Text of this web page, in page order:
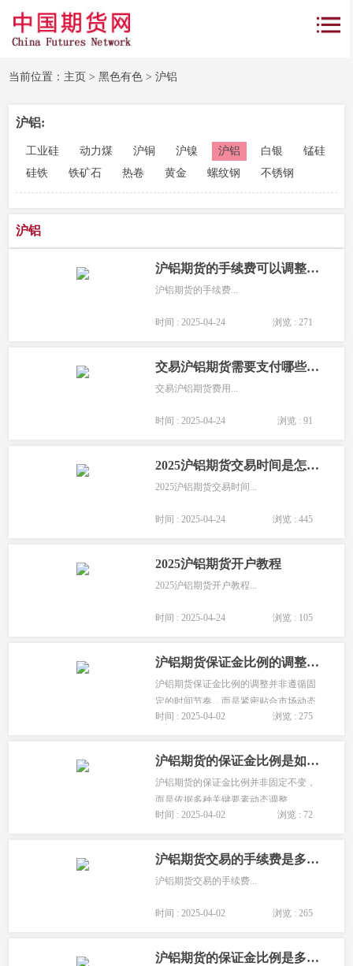
当前位置： 主页 >黑色有色 >沪铝
沪铝:
工业硅 动力煤 沪铜 沪镍 沪铝 白银
锰硅
硅铁
铁矿石 热卷 黄金 螺纹钢 不锈钢
沪铝
沪铝期货的手续费可以调整吗？
沪铝期货的手续费...
时间 : 2025-04-24 浏览 : 271
交易沪铝期货需要支付哪些费用？
交易沪铝期货费用...
时间 : 2025-04-24 浏览 : 91
2025沪铝期货交易时间是怎样的？
2025沪铝期货交易时间...
时间 : 2025-04-24 浏览 : 445
2025沪铝期货开户教程
2025沪铝期货开户教程...
时间 : 2025-04-24 浏览 : 105
沪铝期货保证金比例的调整频率是怎样的？
沪铝期货保证金比例的调整并非遵循固
定的时间节奏，而是紧密贴合市场动态
以及交易所对风险管理的精准把控灵活
时间 : 2025-04-02 浏览 : 275
沪铝期货的保证金比例是如何调整的？
沪铝期货的保证金比例并非固定不变，
而是依据多种关键要素动态调整。...
时间 : 2025-04-02
浏览 : 72
沪铝期货交易的手续费是多少？
沪铝期货交易的手续费...
时间 : 2025-04-02 浏览 : 265
沪铝期货的保证金比例是多少？